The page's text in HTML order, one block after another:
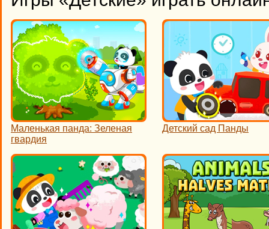
Маленькая панда: Зеленая
гвардия
Детский сад Панды